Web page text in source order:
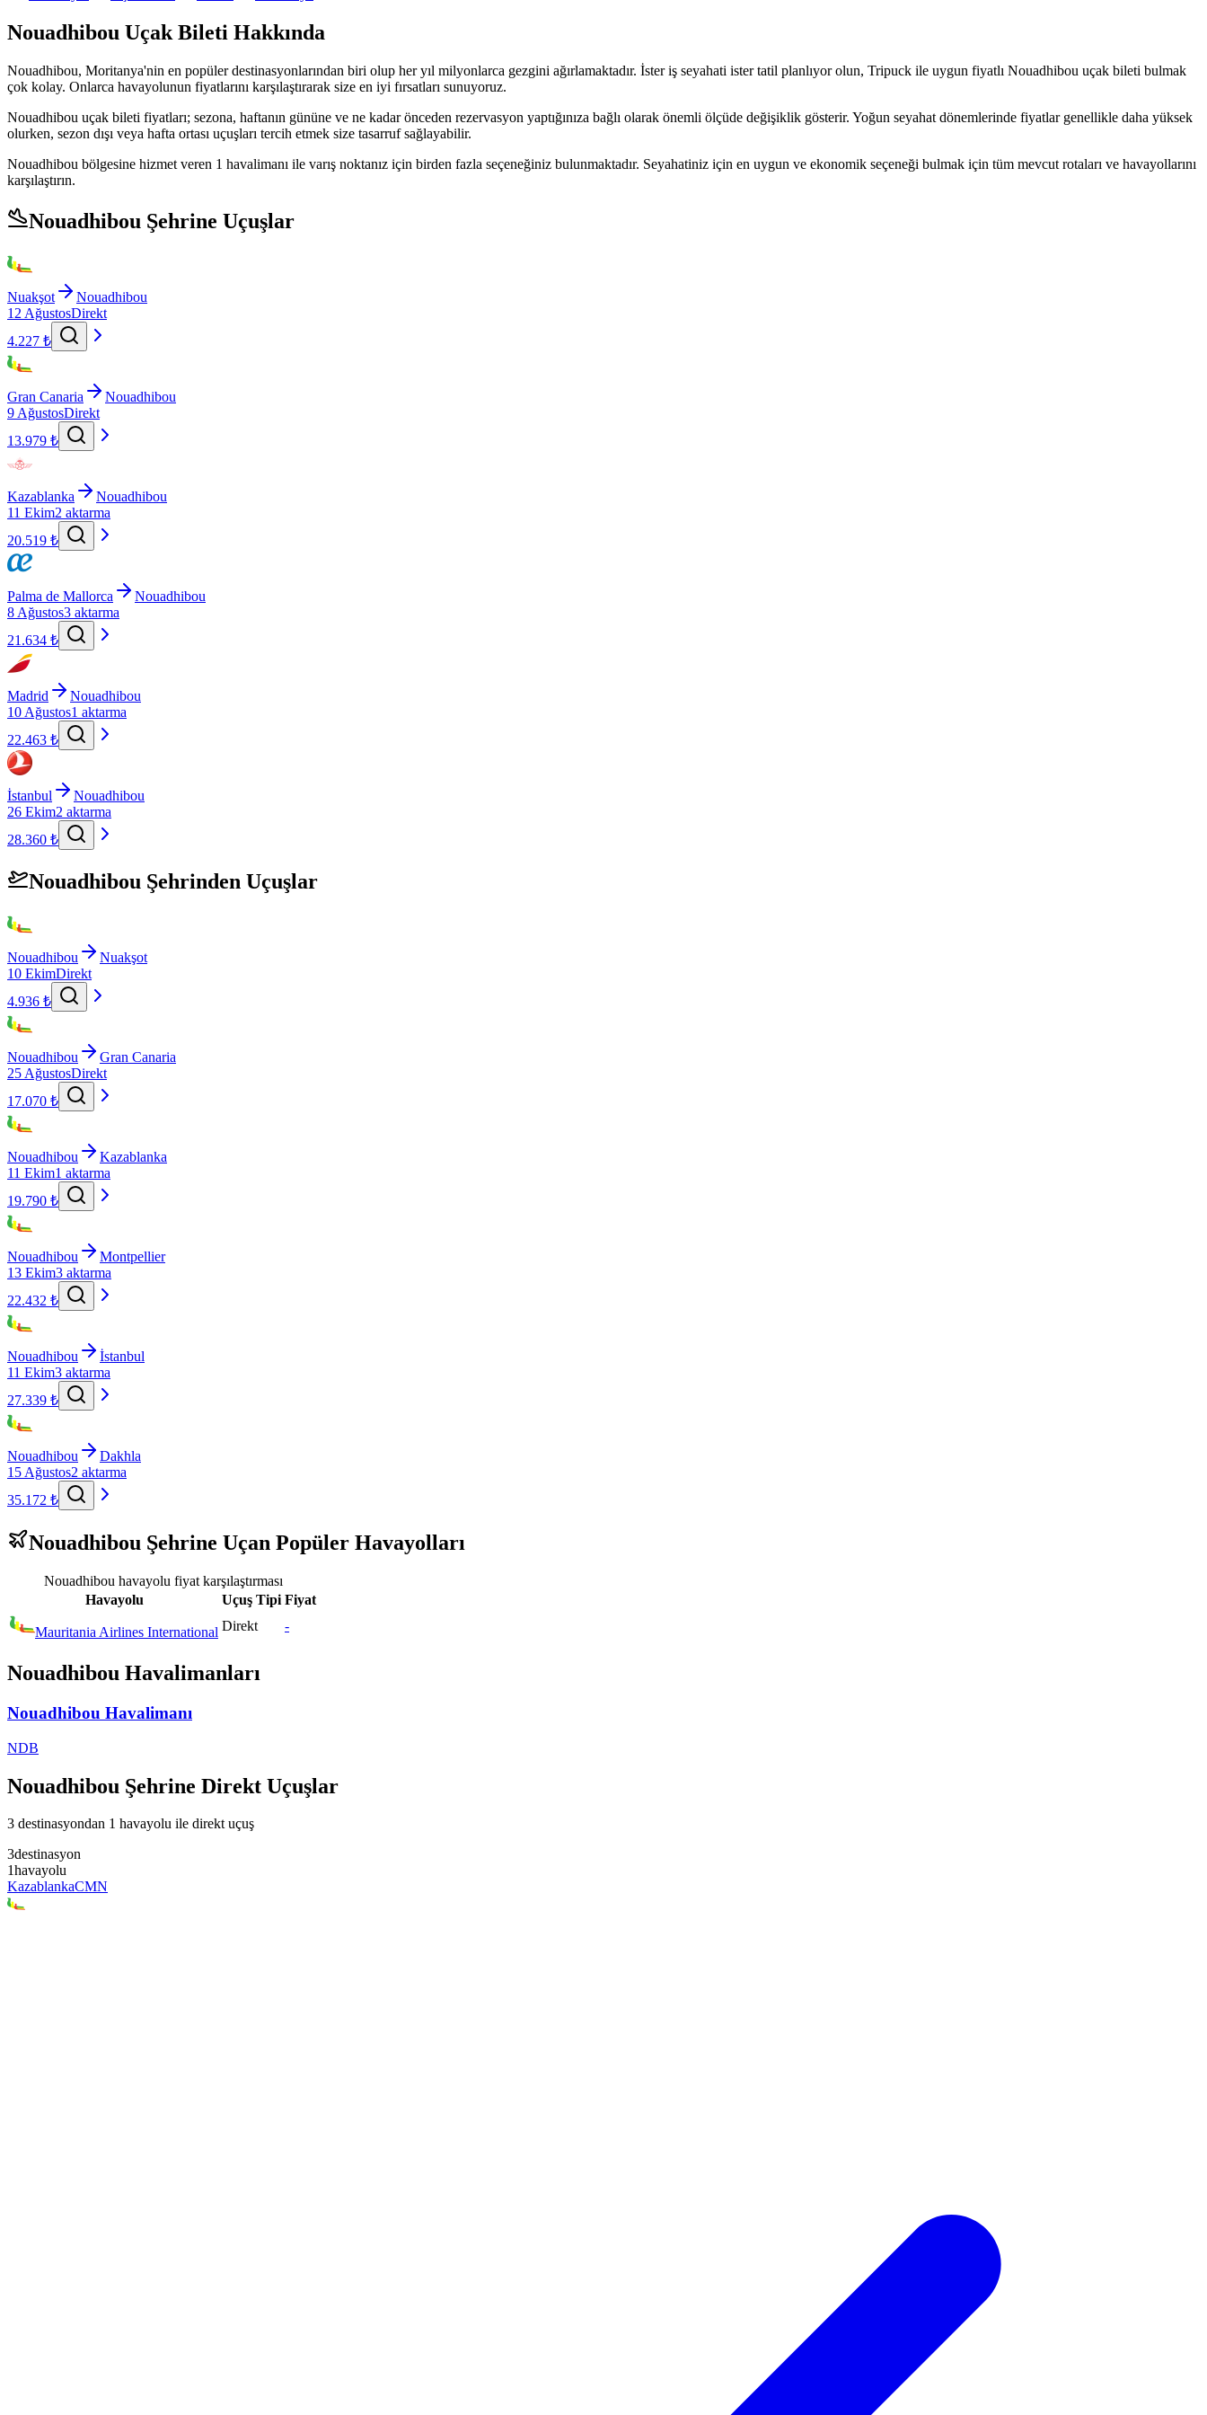
Nouadhibou Uçak Bileti Hakkında
Nouadhibou, Moritanya'nin en popüler destinasyonlarından biri olup her yıl milyonlarca gezgini ağırlamaktadır. İster iş seyahati ister tatil planlıyor olun, Tripuck ile uygun fiyatlı Nouadhibou uçak bileti bulmak
çok kolay. Onlarca havayolunun fiyatlarını karşılaştırarak size en iyi fırsatları sunuyoruz.
Nouadhibou uçak bileti fiyatları; sezona, haftanın gününe ve ne kadar önceden rezervasyon yaptığınıza bağlı olarak önemli ölçüde değişiklik gösterir. Yoğun seyahat dönemlerinde fiyatlar genellikle daha yüksek
olurken, sezon dışı veya hafta ortası uçuşları tercih etmek size tasarruf sağlayabilir.
Nouadhibou bölgesine hizmet veren 1 havalimanı ile varış noktanız için birden fazla seçeneğiniz bulunmaktadır. Seyahatiniz için en uygun ve ekonomik seçeneği bulmak için tüm mevcut rotaları ve havayollarını
karşılaştırın.
Nouadhibou Şehrine Uçuşlar
Nuakşot
Nouadhibou
12 AğustosDirekt
4.227 ₺
Gran Canaria
Nouadhibou
9 AğustosDirekt
13.979 ₺
Kazablanka
Nouadhibou
11 Ekim2 aktarma
20.519 ₺
Palma de Mallorca
Nouadhibou
8 Ağustos3 aktarma
21.634 ₺
Madrid
Nouadhibou
10 Ağustos1 aktarma
22.463 ₺
İstanbul
Nouadhibou
26 Ekim2 aktarma
28.360 ₺
Nouadhibou Şehrinden Uçuşlar
Nouadhibou
Nuakşot
10 EkimDirekt
4.936 ₺
Nouadhibou
Gran Canaria
25 AğustosDirekt
17.070 ₺
Nouadhibou
Kazablanka
11 Ekim1 aktarma
19.790 ₺
Nouadhibou
Montpellier
13 Ekim3 aktarma
22.432 ₺
Nouadhibou
İstanbul
11 Ekim3 aktarma
27.339 ₺
Nouadhibou
Dakhla
15 Ağustos2 aktarma
35.172 ₺
Nouadhibou Şehrine Uçan Popüler Havayolları
Nouadhibou havayolu fiyat karşılaştırması
Havayolu
Uçuş Tipi Fiyat
Mauritania Airlines International Direkt -
Nouadhibou Havalimanları
Nouadhibou Havalimanı
NDB
Nouadhibou Şehrine Direkt Uçuşlar
3 destinasyondan 1 havayolu ile direkt uçuş
3destinasyon
1havayolu
KazablankaCMN